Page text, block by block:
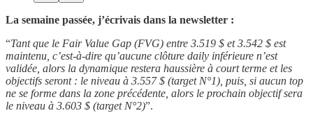
La semaine passée, j’écrivais dans la newsletter :
“Tant que le Fair Value Gap (FVG) entre 3.519 $ et 3.542 $ est
maintenu, c’est-à-dire qu’aucune clôture daily inférieure n’est
validée, alors la dynamique restera haussière à court terme et les
objectifs seront : le niveau à 3.557 $ (target N°1), puis, si aucun top
ne se forme dans la zone précédente, alors le prochain objectif sera
le niveau à 3.603 $ (target N°2)”.